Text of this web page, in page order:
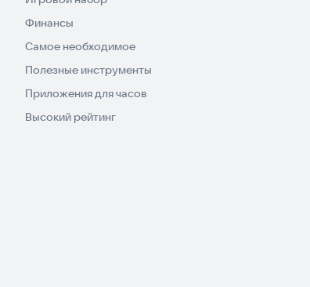
Финансы
Самое необходимое
Полезные инструменты
Приложения для часов
Высокий рейтинг